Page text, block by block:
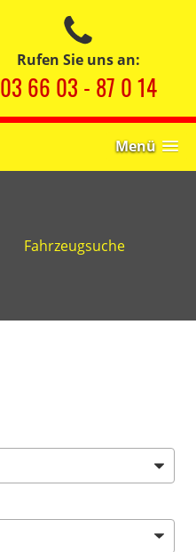
Rufen Sie uns an:
03 66 03 - 87 0 14
Menü
Fahrzeugsuche